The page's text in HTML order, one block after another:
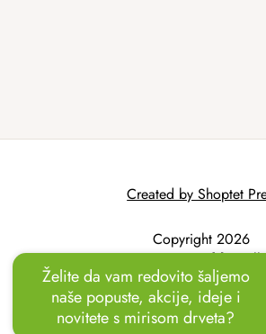
Uživajte u odmoru u vrtu!Drvene ležaljke
Created by Shoptet
Copyright 2026
AtmoWood.hr. All
rights reserved.
Želite da vam redovito šaljemo
naše popuste, akcije, ideje i
novitete s mirisom drveta?